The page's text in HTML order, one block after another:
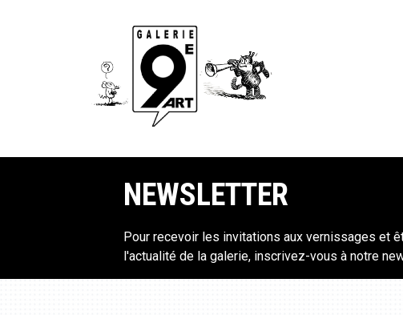
NEWSLETTER
Pour recevoir les invitations aux vernissages et
l'actualité de la galerie, inscrivez-vous à notre